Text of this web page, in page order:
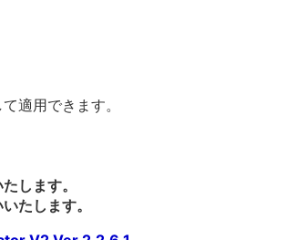
適用できます。
します。
たします。